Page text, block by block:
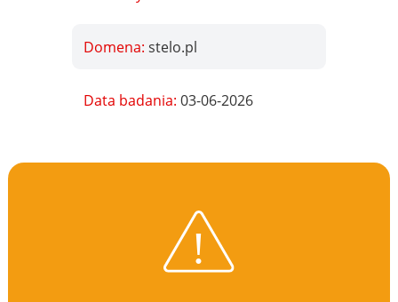
Domena:stelo.pl
Data badania:03-06-2026